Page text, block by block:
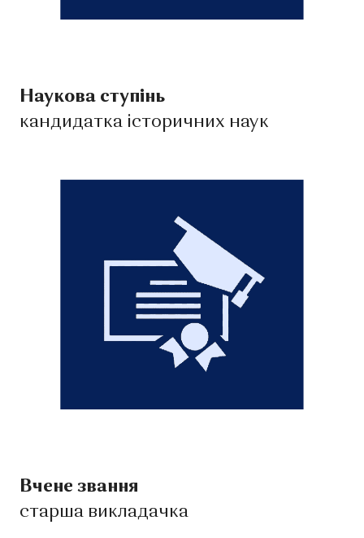
Наукова ступінь
кандидатка історичних наук
Вчене звання
старша викладачка